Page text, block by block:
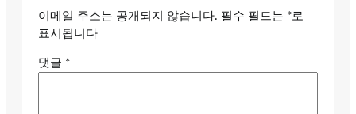
이메일 주소는 공개되지 않습니다. 필수 필드는 *로
표시됩니다
댓글 *